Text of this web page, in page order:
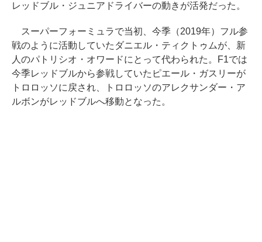
レッドブル・ジュニアドライバーの動きが活発だった。
スーパーフォーミュラで当初、今季（2019年）フル参
戦のように活動していたダニエル・ティクトゥムが、新
人のパトリシオ・オワードにとって代わられた。F1では
今季レッドブルから参戦していたピエール・ガスリーが
トロロッソに戻され、トロロッソのアレクサンダー・ア
ルボンがレッドブルへ移動となった。